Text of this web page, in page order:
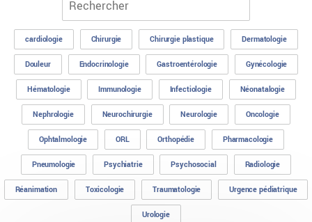
cardiologie Chirurgie Chirurgie plastique Dermatologie
Douleur Endocrinologie Gastroentérologie Gynécologie
Hématologie Immunologie Infectiologie Néonatalogie
Nephrologie Neurochirurgie Neurologie Oncologie
Ophtalmologie ORL Orthopédie Pharmacologie
Pneumologie Psychiatrie Psychosocial Radiologie
Réanimation Toxicologie Traumatologie Urgence pédiatrique
Urologie